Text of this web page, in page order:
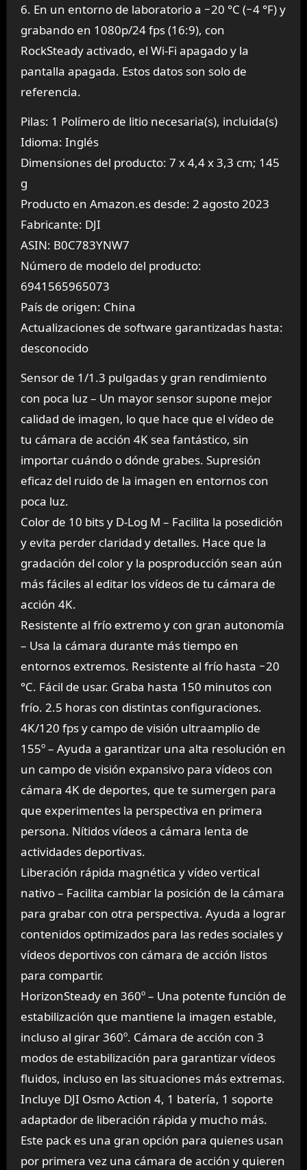
6. En un entorno de laboratorio a −20 °C (−4 °F) y
grabando en 1080p/24 fps (16:9), con
RockSteady activado, el Wi-Fi apagado y la
pantalla apagada. Estos datos son solo de
referencia.
Pilas: 1 Polímero de litio necesaria(s), incluida(s)
Idioma: Inglés
Dimensiones del producto: 7 x 4,4 x 3,3 cm; 145
g
Producto en Amazon.es desde: 2 agosto 2023
Fabricante: DJI
ASIN: B0C783YNW7
Número de modelo del producto:
6941565965073
País de origen: China
Actualizaciones de software garantizadas hasta:
desconocido
Sensor de 1/1.3 pulgadas y gran rendimiento
con poca luz – Un mayor sensor supone mejor
calidad de imagen, lo que hace que el vídeo de
tu cámara de acción 4K sea fantástico, sin
importar cuándo o dónde grabes. Supresión
eficaz del ruido de la imagen en entornos con
poca luz.
Color de 10 bits y D-Log M – Facilita la posedición
y evita perder claridad y detalles. Hace que la
gradación del color y la posproducción sean aún
más fáciles al editar los vídeos de tu cámara de
acción 4K.
Resistente al frío extremo y con gran autonomía
– Usa la cámara durante más tiempo en
entornos extremos. Resistente al frío hasta −20
°C. Fácil de usar. Graba hasta 150 minutos con
frío. 2.5 horas con distintas configuraciones.
4K/120 fps y campo de visión ultraamplio de
155º – Ayuda a garantizar una alta resolución en
un campo de visión expansivo para vídeos con
cámara 4K de deportes, que te sumergen para
que experimentes la perspectiva en primera
persona. Nítidos vídeos a cámara lenta de
actividades deportivas.
Liberación rápida magnética y vídeo vertical
nativo – Facilita cambiar la posición de la cámara
para grabar con otra perspectiva. Ayuda a lograr
contenidos optimizados para las redes sociales y
vídeos deportivos con cámara de acción listos
para compartir.
HorizonSteady en 360º – Una potente función de
estabilización que mantiene la imagen estable,
incluso al girar 360º. Cámara de acción con 3
modos de estabilización para garantizar vídeos
fluidos, incluso en las situaciones más extremas.
Incluye DJI Osmo Action 4, 1 batería, 1 soporte
adaptador de liberación rápida y mucho más.
Este pack es una gran opción para quienes usan
por primera vez una cámara de acción y quieren